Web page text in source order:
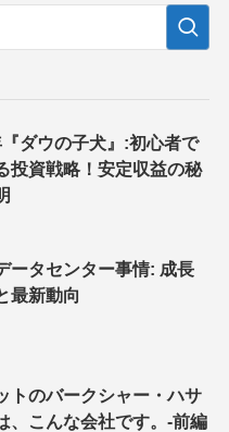
ダウの子犬』:初心者で
投資戦略！安定収益の秘
ータセンター事情: 成長
最新動向
トのバークシャー・ハサ
、こんな会社です。-前編